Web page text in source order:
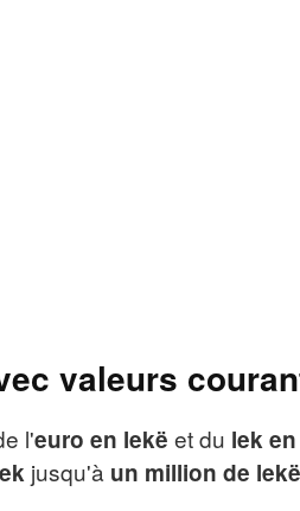
valeurs
l'euro en lekë et du lek
jusqu'à un million de lekë